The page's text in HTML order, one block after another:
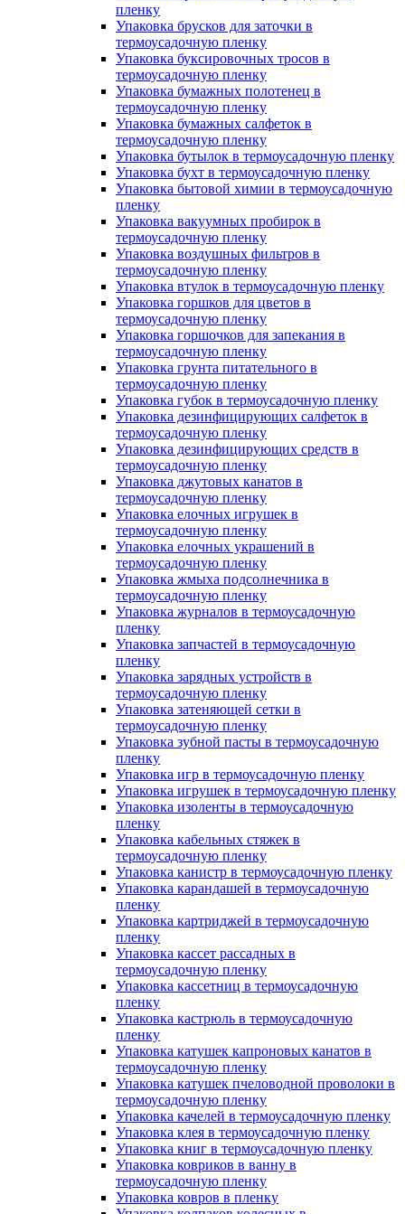
пленку
Упаковка брусков для заточки в
термоусадочную пленку
Упаковка буксировочных тросов в
термоусадочную пленку
Упаковка бумажных полотенец в
термоусадочную пленку
Упаковка бумажных салфеток в
термоусадочную пленку
Упаковка бутылок в термоусадочную пленку
Упаковка бухт в термоусадочную пленку
Упаковка бытовой химии в термоусадочную
пленку
Упаковка вакуумных пробирок в
термоусадочную пленку
Упаковка воздушных фильтров в
термоусадочную пленку
Упаковка втулок в термоусадочную пленку
Упаковка горшков для цветов в
термоусадочную пленку
Упаковка горшочков для запекания в
термоусадочную пленку
Упаковка грунта питательного в
термоусадочную пленку
Упаковка губок в термоусадочную пленку
Упаковка дезинфицирующих салфеток в
термоусадочную пленку
Упаковка дезинфицирующих средств в
термоусадочную пленку
Упаковка джутовых канатов в
термоусадочную пленку
Упаковка елочных игрушек в
термоусадочную пленку
Упаковка елочных украшений в
термоусадочную пленку
Упаковка жмыха подсолнечника в
термоусадочную пленку
Упаковка журналов в термоусадочную
пленку
Упаковка запчастей в термоусадочную
пленку
Упаковка зарядных устройств в
термоусадочную пленку
Упаковка затеняющей сетки в
термоусадочную пленку
Упаковка зубной пасты в термоусадочную
пленку
Упаковка игр в термоусадочную пленку
Упаковка игрушек в термоусадочную пленку
Упаковка изоленты в термоусадочную
пленку
Упаковка кабельных стяжек в
термоусадочную пленку
Упаковка канистр в термоусадочную пленку
Упаковка карандашей в термоусадочную
пленку
Упаковка картриджей в термоусадочную
пленку
Упаковка кассет рассадных в
термоусадочную пленку
Упаковка кассетниц в термоусадочную
пленку
Упаковка кастрюль в термоусадочную
пленку
Упаковка катушек капроновых канатов в
термоусадочную пленку
Упаковка катушек пчеловодной проволоки в
термоусадочную пленку
Упаковка качелей в термоусадочную пленку
Упаковка клея в термоусадочную пленку
Упаковка книг в термоусадочную пленку
Упаковка ковриков в ванну в
термоусадочную пленку
Упаковка ковров в пленку